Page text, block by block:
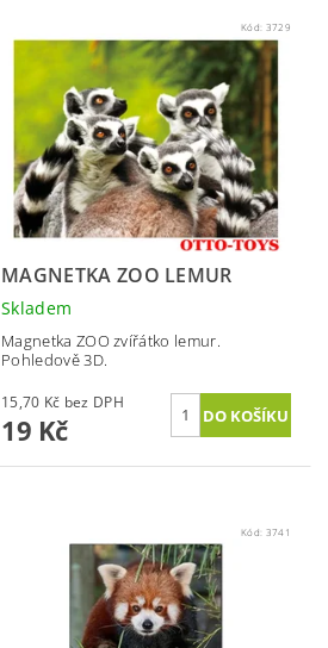
Kód: 3729
MAGNETKA ZOO LEMUR
Skladem
Magnetka ZOO zvířátko lemur.
Pohledově 3D.
15,70 Kč bez DPH
19 Kč
Kód: 3741